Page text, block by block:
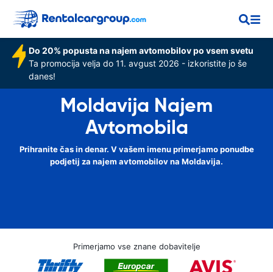
Do 20% popusta na najem avtomobilov po vsem svetu
Ta promocija velja do 11. avgust 2026 - izkoristite jo še
danes!
Moldavija Najem
Avtomobila
Prihranite čas in denar. V vašem imenu primerjamo ponudbe
podjetij za najem avtomobilov na Moldavija.
Primerjamo vse znane dobavitelje